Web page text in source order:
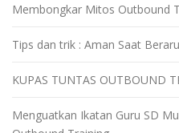
Membongkar Mitos Outbound
Tips dan trik : Aman Saat
KUPAS TUNTAS OUTBOUND
Menguatkan Ikatan Guru SD